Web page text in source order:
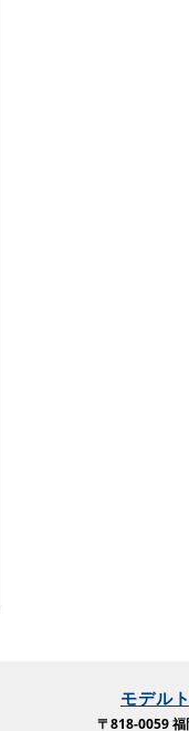
モデル
〒818-0059